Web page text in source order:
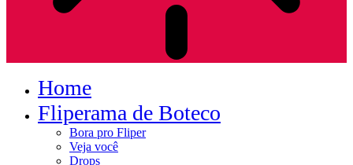
Home
Fliperama de Boteco
Bora pro Fliper
Veja você
Drops